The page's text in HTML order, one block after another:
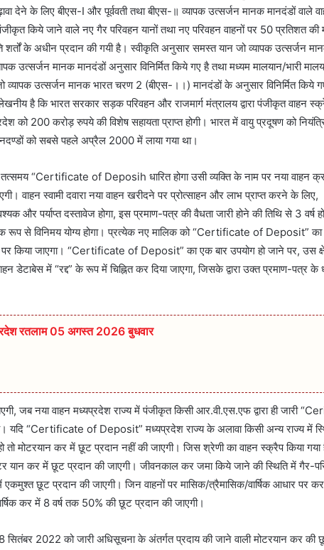
देने के लिए बीएस-I और पूर्ववती तथा बीएस-॥ व्यापक उत्सर्जन मानक मानदंडों वाले
किये जाने वाले नए गैर परिवहन यानों तथा नए परिवहन वाहनों पर 50 प्रतिशत की
के अधीन प्रदान की गयी है। स्वीकृति अनुसार समस्त यान जो व्यापक उत्सर्जन
उत्सर्जन मानक मानदंडों अनुसार विनिर्मित किये गए है तथा मध्यम मालयान/भारी
जो व्यापक उत्सर्जन मानक भारत चरण 2 (बीएस-।।) मानदंडों के अनुसार विनिर्मित किये
है कि भारत सरकार सड़क परिवहन और राजमार्ग मंत्रालय द्वारा पंजीकृत वाहन
को 200 करोड़ रुपये की विशेष सहायता प्राप्त होगी। भारत में वायु प्रदूषण को
को सबसे पहले अप्रैल 2000 में लाया गया था।
“Certificate of Deposih धारित होगा उसी व्यक्ति के नाम पर नया वाहन
वाहन स्वामी दवारा नया वाहन खरीदने पर प्रोत्साहन और लाभ प्राप्त करने के लिए,
पर्याप्त दस्तावेज होगा, इस प्रमाण-पत्र की वैधता जारी होने की तिथि से 3 वर्ष
रूप से विनिमय योग्य होगा। प्रत्येक नए मालिक को “Certificate of Deposit” का
पर किया जाएगा। “Certificate of Deposit” का एक बार उपयोग हो जाने पर, उस
डेटाबेस में “रद्द” के रूप में चिह्नित कर दिया जाएगा, जिसके द्वारा उक्त प्रमाण-पत्र के
रतलाम 05 अगस्त 2026 बुधवार
जब नया वाहन मध्यप्रदेश राज्य में पंजीकृत किसी आर.वी.एस.एफ द्वारा ही जारी
यदि “Certificate of Deposit” मध्यप्रदेश राज्य के अलावा किसी अन्य राज्य में
तो मोटरयान कर में छूट प्रदान नहीं की जाएगी। जिस श्रेणी का वाहन स्क्रैप किया
यान कर में छूट प्रदान की जाएगी। जीवनकाल कर जमा किये जाने की स्थिति में गैर-
छूट प्रदान की जाएगी। जिन वाहनों पर मासिक/त्रैमासिक/वार्षिक आधार पर
कर में 8 वर्ष तक 50% की छूट प्रदान की जाएगी।
8 सितंबर 2022 को जारी अधिसूचना के अंतर्गत प्रदाय की जाने वाली मोटरयान कर